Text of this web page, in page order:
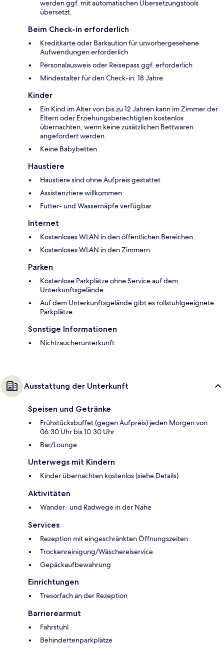
werden ggf. mit automatischen Übersetzungstools
übersetzt.
Beim Check-in erforderlich
Kreditkarte oder Barkaution für unvorhergesehene
Aufwendungen erforderlich
Personalausweis oder Reisepass ggf. erforderlich
Mindestalter für den Check-in: 18 Jahre
Kinder
Ein Kind im Alter von bis zu 12 Jahren kann im Zimmer der
Eltern oder Erziehungsberechtigten kostenlos
übernachten, wenn keine zusätzlichen Bettwaren
angefordert werden.
Keine Babybetten
Haustiere
Haustiere sind ohne Aufpreis gestattet
Assistenztiere willkommen
Futter- und Wassernäpfe verfügbar
Internet
Kostenloses WLAN in den öffentlichen Bereichen
Kostenloses WLAN in den Zimmern
Parken
Kostenlose Parkplätze ohne Service auf dem
Unterkunftsgelände
Auf dem Unterkunftsgelände gibt es rollstuhlgeeignete
Parkplätze
Sonstige Informationen
Nichtraucherunterkunft
Ausstattung der Unterkunft
Speisen und Getränke
Frühstücksbuffet (gegen Aufpreis) jeden Morgen von
06:30 Uhr bis 10:30 Uhr
Bar/Lounge
Unterwegs mit Kindern
Kinder übernachten kostenlos (siehe Details)
Aktivitäten
Wander- und Radwege in der Nähe
Services
Rezeption mit eingeschränkten Öffnungszeiten
Trockenreinigung/Wäschereiservice
Gepäckaufbewahrung
Einrichtungen
Tresorfach an der Rezeption
Barrierearmut
Fahrstuhl
Behindertenparkplätze